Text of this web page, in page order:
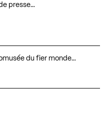
presse…
du fier monde…